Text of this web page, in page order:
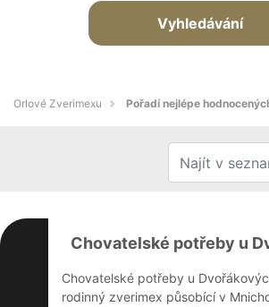
Vyhledávání
Orlové Zverimexu Pořadí nejlépe
Chovatelské potřeby u
Chovatelské potřeby u
rodinný zverimex působící v